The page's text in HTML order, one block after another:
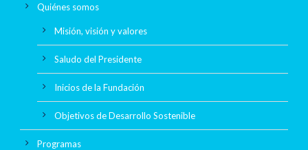
Quiénes somos
Misión, visión y valores
Saludo del Presidente
Inicios de la Fundación
Objetivos de Desarrollo Sostenible
Programas